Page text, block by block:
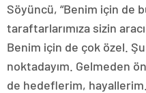
Söyüncü, “Benim için de
taraftarlarımıza sizin
Benim için de çok özel.
noktadayım. Gelmeden
de hedeflerim,